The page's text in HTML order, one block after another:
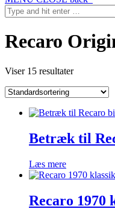
Recaro
Viser 15 resultater
Betræk til
Læs mere
Recaro 1970